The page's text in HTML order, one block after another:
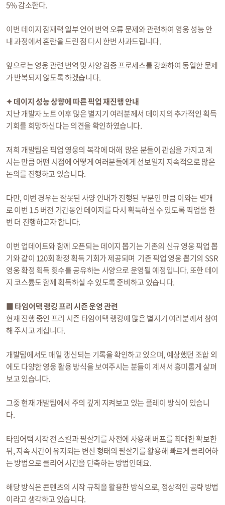
5% 감소한다.
이번 데이지 잠재력 일부 언어 번역 오류 문제와 관련하여 영웅 성능 안
내 과정에서 혼란을 드린 점 다시 한번 사과드립니다.
앞으로는 영웅 관련 번역 및 사양 검증 프로세스를 강화하여 동일한 문제
가 반복되지 않도록 하겠습니다.
✦ 데이지 성능 상향에 따른 픽업 재진행 안내
지난 개발자 노트 이후 많은 별지기 여러분께서 데이지의 추가적인 획득
기회를 희망하신다는 의견을 확인하였습니다.
저희 개발팀은 픽업 영웅의 복각에 대해 많은 분들이 관심을 가지고 계
시는 만큼 어떤 시점에 어떻게 여러분들에게 선보일지 지속적으로 많은
논의를 진행하고 있습니다.
다만, 이번 경우는 잘못된 사양 안내가 진행된 부분인 만큼 이와는 별개
로 이번 1.5 버전 기간동안 데이지를 다시 획득하실 수 있도록 픽업을 한
번 더 진행하고자 합니다.
이번 업데이트와 함께 오픈되는 데이지 뽑기는 기존의 신규 영웅 픽업 뽑
기와 같이 120회 확정 획득 기회가 제공되며 기존 픽업 영웅 뽑기의 SSR
영웅 확정 획득 횟수를 공유하는 사양으로 운영될 예정입니다. 또한 데이
지 코스튬도 함께 획득하실 수 있도록 준비하고 있습니다.
■ 타임어택 랭킹 프리 시즌 운영 관련
현재 진행 중인 프리 시즌 타임어택 랭킹에 많은 별지기 여러분께서 참여
해 주시고 계십니다.
개발팀에서도 매일 갱신되는 기록을 확인하고 있으며, 예상했던 조합 외
에도 다양한 영웅 활용 방식을 보여주시는 분들이 계셔서 흥미롭게 살펴
보고 있습니다.
그중 현재 개발팀에서 주의 깊게 지켜보고 있는 플레이 방식이 있습니
다.
타임어택 시작 전 스킬과 필살기를 사전에 사용해 버프를 최대한 확보한
뒤, 지속 시간이 유지되는 변신 형태의 필살기를 활용해 빠르게 클리어하
는 방법으로 클리어 시간을 단축하는 방법인데요.
해당 방식은 콘텐츠의 시작 규칙을 활용한 방식으로, 정상적인 공략 방법
이라고 생각하고 있습니다.